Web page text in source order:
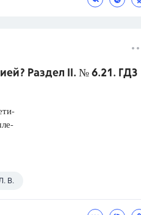
Раздел II. № 6.21. ГДЗ
В.